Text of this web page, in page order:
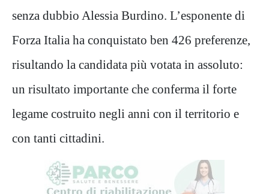
senza dubbio Alessia Burdino. L’esponente di
Forza Italia ha conquistato ben 426 preferenze,
risultando la candidata più votata in assoluto:
un risultato importante che conferma il forte
legame costruito negli anni con il territorio e
con tanti cittadini.